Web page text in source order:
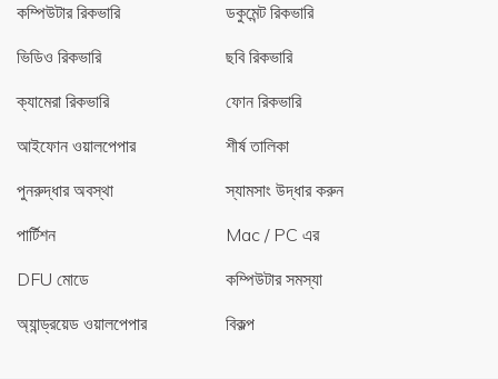
কম্পিউটার রিকভারি
ডকুমেন্ট রিকভারি
ভিডিও রিকভারি
ছবি রিকভারি
ক্যামেরা রিকভারি
ফোন রিকভারি
আইফোন ওয়ালপেপার
শীর্ষ তালিকা
পুনরুদ্ধার অবস্থা
স্যামসাং উদ্ধার করুন
পার্টিশন
Mac / PC এর
DFU মোডে
কম্পিউটার সমস্যা
অ্যান্ড্রয়েড ওয়ালপেপার
বিকল্প